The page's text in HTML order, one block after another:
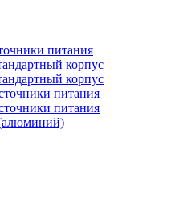
питания
корпус
корпус
питания
питания